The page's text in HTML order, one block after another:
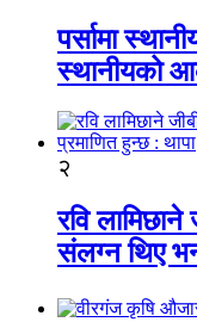
पर्सामा
स्थानीयको
२
रवि लामिछाने
संलग्न थिए